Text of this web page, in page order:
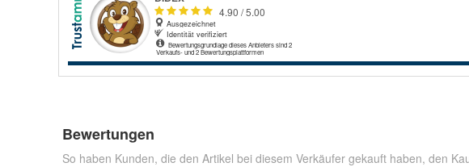
Bewertungen
So haben Kunden, die den Artikel bei diesem Verkäufer gekauft haben, den